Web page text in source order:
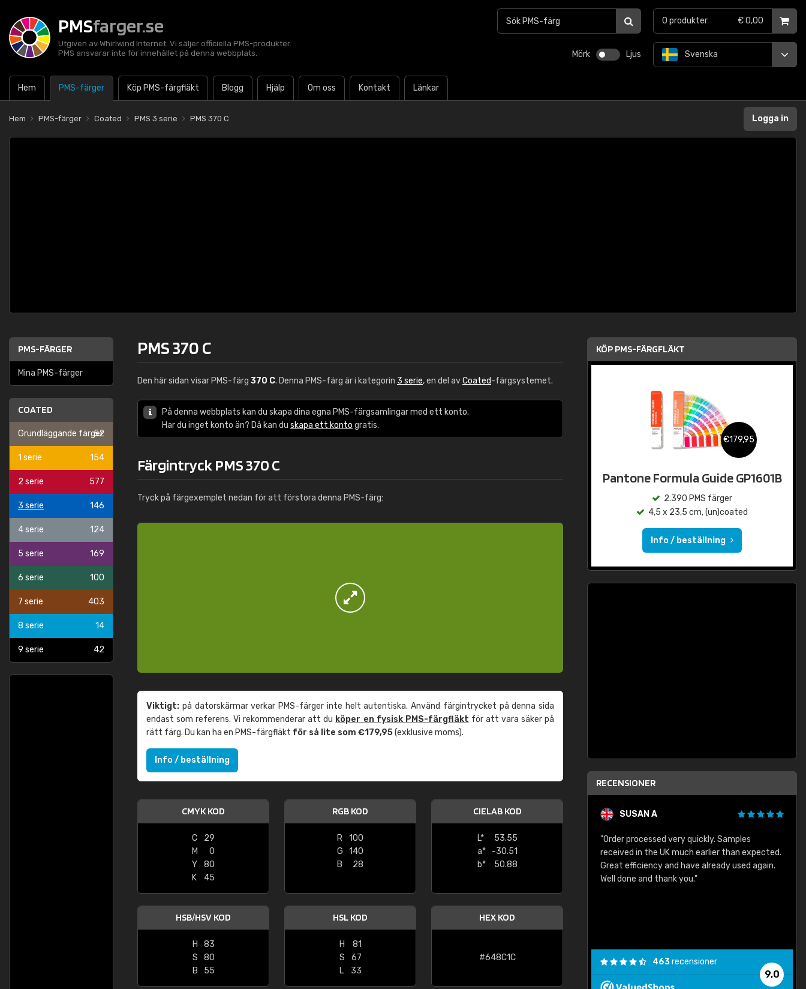
PMSfarger.se
Utgiven av Whirlwind Internet. Vi säljer officiella PMS-produkter.
PMS ansvarar inte för innehållet på denna webbplats.
Mörk Ljus
Hem PMS-färger Köp PMS-färgfläkt Blogg Hjälp Om oss Kontakt Länkar
Svenska
0 produkter € 0,00
Hem PMS-färger Coated PMS 3 serie PMS 370 C Logga in
PMS-FÄRGER
Mina PMS-färger
COATED
Grundläggande färger
52
1 serie 154
2 serie 577
3 serie 146
4 serie 124
5 serie 169
6 serie 100
7 serie 403
8 serie 14
9 serie 42
PMS 370 C
Den här sidan visar PMS-färg 370 C. Denna PMS-färg är i kategorin 3 serie, en del avCoated-färgsystemet.
På denna webbplats kan du skapa dina egna PMS-färgsamlingar med ett konto.
Har du inget konto än? Då kan du skapa ett konto gratis.
Färgintryck PMS 370 C
Tryck på färgexemplet nedan för att förstora denna PMS-färg:
Viktigt: på datorskärmar verkar PMS-färger inte helt autentiska. Använd färgintrycket på denna sida
endast som referens. Vi rekommenderar att du köper en fysisk PMS-färgfläkt för att vara säker på
rätt färg. Du kan ha en PMS-färgfläkt för så lite som €179,95(exklusive moms).
Info / beställning
CMYK KOD
C
29
M
0
Y
80
K
45
RGB KOD
R
100
G
140
B
28
CIELAB KOD
L*
53.55
a*
-30.51
b*
50.88
HSB/HSV KOD
H
83
S
80
B
55
HSL KOD
H
81
S
67
L
33
HEX KOD
#648C1C
KÖP PMS-FÄRGFLÄKT
€179,95
Pantone Formula Guide GP1601B
2.390 PMS färger
4,5 x 23,5 cm, (un)coated
Info / beställning
RECENSIONER
Leinster Home and
"Great product and speedy delivery"
SUSAN A
"Order processed very quickly. Samples
received in the UK much earlier than expected.
Great efficiency and have already used again.
Well done and thank you."
9,0
463recensioner